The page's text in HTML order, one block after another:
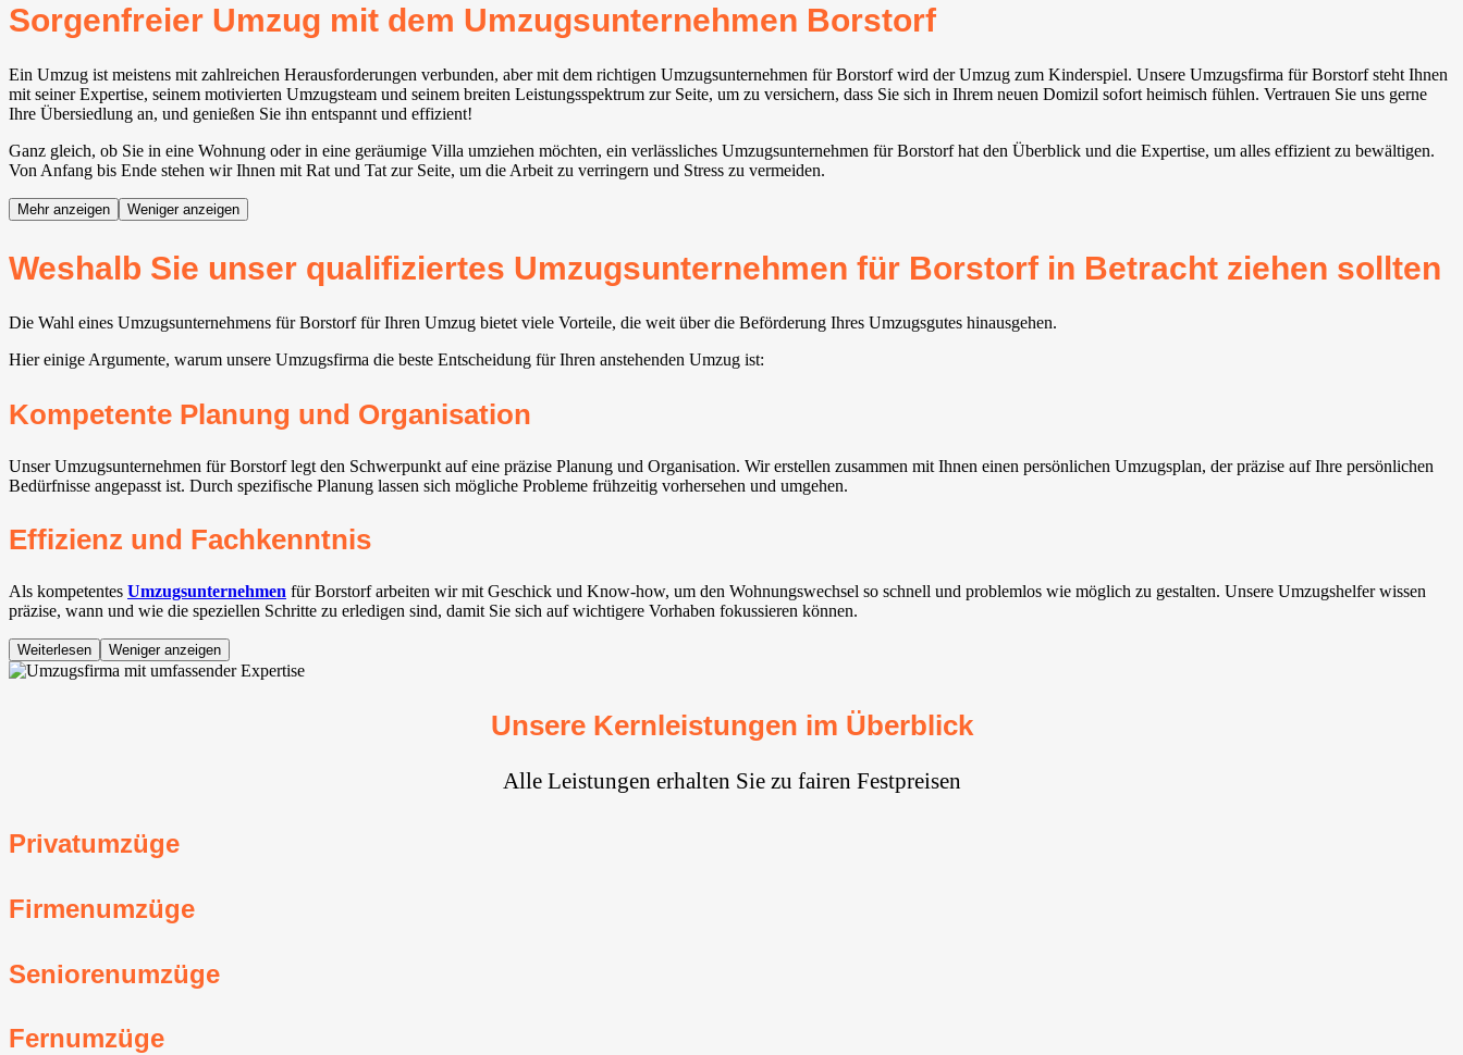
Sorgenfreier Umzug mit dem Umzugsunternehmen Borstorf
Ein Umzug ist meistens mit zahlreichen Herausforderungen verbunden, aber mit dem richtigen Umzugsunternehmen für Borstorf wird der Umzug zum Kinderspiel. Unsere Umzugsfirma für Borstorf steht Ihnen
mit seiner Expertise, seinem motivierten Umzugsteam und seinem breiten Leistungsspektrum zur Seite, um zu versichern, dass Sie sich in Ihrem neuen Domizil sofort heimisch fühlen. Vertrauen Sie uns gerne
Ihre Übersiedlung an, und genießen Sie ihn entspannt und effizient!
Ganz gleich, ob Sie in eine Wohnung oder in eine geräumige Villa umziehen möchten, ein verlässliches Umzugsunternehmen für Borstorf hat den Überblick und die Expertise, um alles effizient zu bewältigen.
Von Anfang bis Ende stehen wir Ihnen mit Rat und Tat zur Seite, um die Arbeit zu verringern und Stress zu vermeiden.
Mehr anzeigen Weniger anzeigen
Weshalb Sie unser qualifiziertes Umzugsunternehmen für Borstorf in Betracht ziehen sollten
Die Wahl eines Umzugsunternehmens für Borstorf für Ihren Umzug bietet viele Vorteile, die weit über die Beförderung Ihres Umzugsgutes hinausgehen.
Hier einige Argumente, warum unsere Umzugsfirma die beste Entscheidung für Ihren anstehenden Umzug ist:
Kompetente Planung und Organisation
Unser Umzugsunternehmen für Borstorf legt den Schwerpunkt auf eine präzise Planung und Organisation. Wir erstellen zusammen mit Ihnen einen persönlichen Umzugsplan, der präzise auf Ihre persönlichen
Bedürfnisse angepasst ist. Durch spezifische Planung lassen sich mögliche Probleme frühzeitig vorhersehen und umgehen.
Effizienz und Fachkenntnis
Als kompetentes Umzugsunternehmen für Borstorf arbeiten wir mit Geschick und Know-how, um den Wohnungswechsel so schnell und problemlos wie möglich zu gestalten. Unsere Umzugshelfer wissen
präzise, wann und wie die speziellen Schritte zu erledigen sind, damit Sie sich auf wichtigere Vorhaben fokussieren können.
Weiterlesen Weniger anzeigen
Unsere Kernleistungen im Überblick
Alle Leistungen erhalten Sie zu fairen Festpreisen
Privatumzüge
Firmenumzüge
Seniorenumzüge
Fernumzüge